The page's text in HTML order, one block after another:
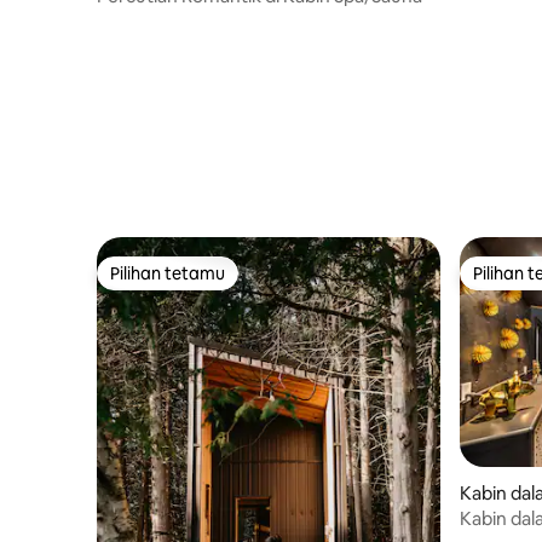
Pilihan tetamu
Pilihan tetamu Pilihan
Pilihan
Kabin
Kabin